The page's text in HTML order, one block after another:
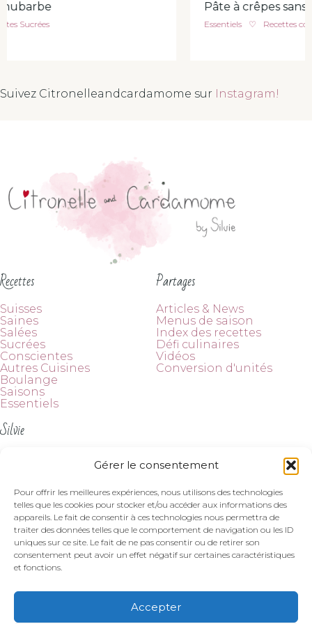
Gérer le consentement
Pour offrir les meilleures expériences, nous utilisons des technologies
telles que les cookies pour stocker et/ou accéder aux informations des
appareils. Le fait de consentir à ces technologies nous permettra de
traiter des données telles que le comportement de navigation ou les ID
uniques sur ce site. Le fait de ne pas consentir ou de retirer son
consentement peut avoir un effet négatif sur certaines caractéristiques
et fonctions.
Accepter
Pâte à crêpes sans lait et sans gluten
Essentiels
Suivez Citronelleandcardamome sur Instagram!
Recettes
Suisses
Saines
Salées
Sucrées
Conscientes
Autres Cuisines
Boulange
Saisons
Essentiels
Partages
Articles & News
Menus de saison
Index des recettes
Défi culinaires
Vidéos
Conversion d'unités
Silvie
Suivez-moi